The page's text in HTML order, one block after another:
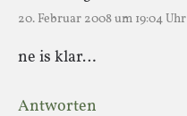
20. Februar 2008 um 19:04 Uhr
ne is klar…
Antworten